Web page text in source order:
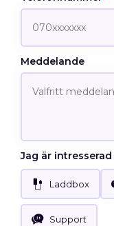
Meddelande
Jag är
Laddbox
Support